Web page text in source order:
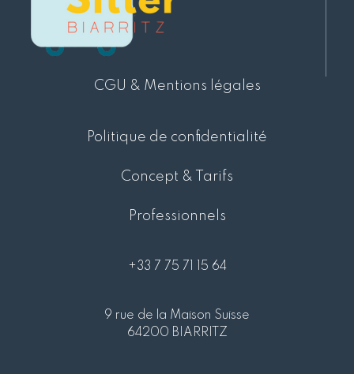
CGU & Mentions légales
Politique de confidentialité
Concept & Tarifs
Professionnels
+33 7 75 71 15 64
9 rue de la Maison Suisse
64200 BIARRITZ